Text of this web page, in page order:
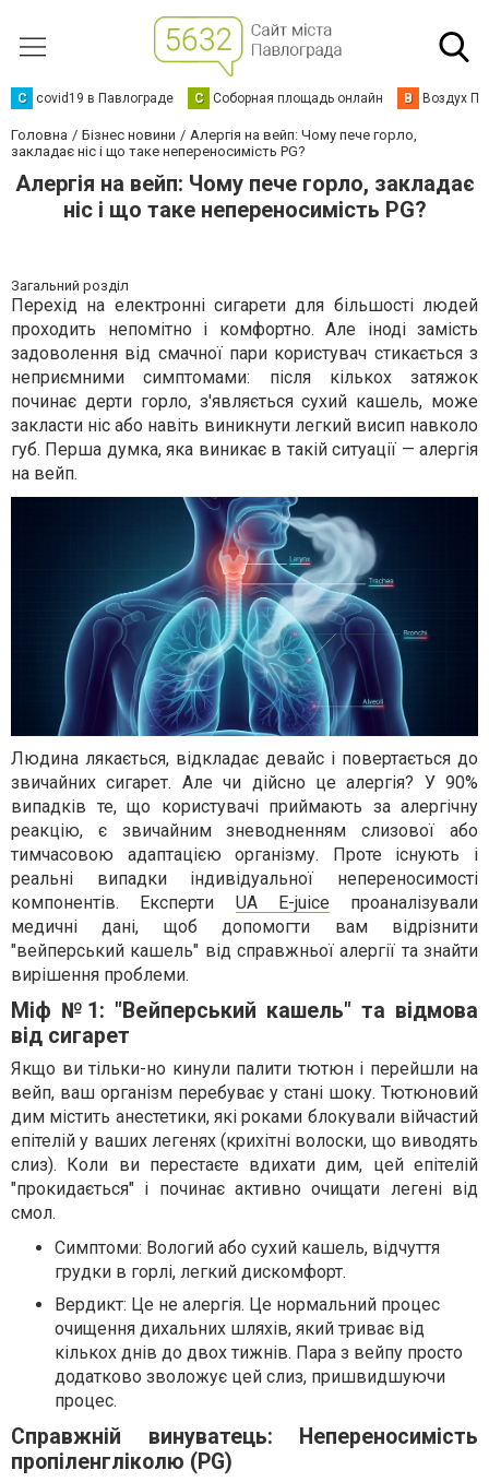
C covid19 в Павлограде С Соборная площадь онлайн В Воздух
Головна Бізнес новини
Алергія на вейп: Чому пече горло,
закладає ніс і що таке непереносимість PG?
Алергія на вейп: Чому пече горло, закладає
ніс і що таке непереносимість PG?
Загальний розділ
Перехід на електронні сигарети для більшості людей
проходить непомітно і комфортно. Але іноді замість
задоволення від смачної пари користувач стикається з
неприємними симптомами: після кількох затяжок
починає дерти горло, з'являється сухий кашель, може
закласти ніс або навіть виникнути легкий висип навколо
губ. Перша думка, яка виникає в такій ситуації — алергія
на вейп.
Людина лякається, відкладає девайс і повертається до
звичайних сигарет. Але чи дійсно це алергія? У 90%
випадків те, що користувачі приймають за алергічну
реакцію, є звичайним зневодненням слизової або
тимчасовою адаптацією організму. Проте існують і
реальні випадки індивідуальної непереносимості
компонентів. Експерти UA E-juice проаналізували
медичні дані, щоб допомогти вам відрізнити
"вейперський кашель" від справжньої алергії та знайти
вирішення проблеми.
Міф №1: "Вейперський кашель" та відмова
від сигарет
Якщо ви тільки-но кинули палити тютюн і перейшли на
вейп, ваш організм перебуває у стані шоку. Тютюновий
дим містить анестетики, які роками блокували війчастий
епітелій у ваших легенях (крихітні волоски, що виводять
слиз). Коли ви перестаєте вдихати дим, цей епітелій
"прокидається" і починає активно очищати легені від
смол.
Симптоми: Вологий або сухий кашель, відчуття
грудки в горлі, легкий дискомфорт.
Вердикт: Це не алергія. Це нормальний процес
очищення дихальних шляхів, який триває від
кількох днів до двох тижнів. Пара з вейпу просто
додатково зволожує цей слиз, пришвидшуючи
процес.
Справжній винуватець: Непереносимість
пропіленгліколю (PG)